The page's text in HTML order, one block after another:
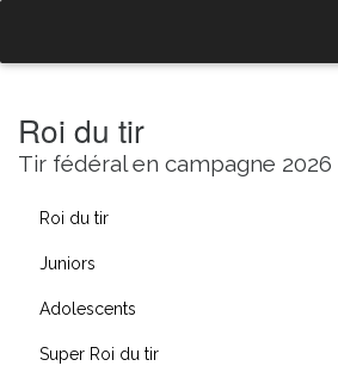
Roi du tir
Tir fédéral en campagne 2026
Roi du tir
Juniors
Adolescents
Super Roi du tir